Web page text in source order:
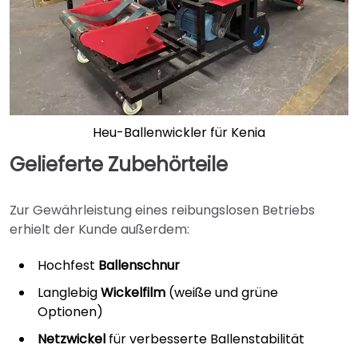
Heu-Ballenwickler für Kenia
Gelieferte Zubehörteile
Zur Gewährleistung eines reibungslosen Betriebs
erhielt der Kunde außerdem:
Hochfest Ballenschnur
LanglebigWickelfilm (weiße und grüne
Optionen)
Netzwickel für verbesserte Ballenstabilität